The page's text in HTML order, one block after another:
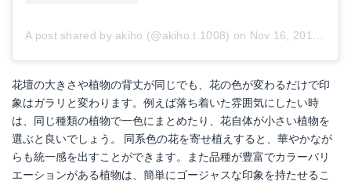
A post shared by akiho (@akiho.t.1008) on Nov 16, 2017 at 3:12pm PST
花壇の大きさや植物の背丈が同じでも、花の色が変わるだけで印
象はガラリと変わります。例えば落ち着いた雰囲気にしたい時
は、同じ種類の植物で一色にまとめたり、花自体が小さい植物を
選ぶと良いでしょう。 同系色の花を寄せ植えすると、華やかなが
らも統一感を出すことができます。また品種が豊富でカラーバリ
エーションがある植物は、簡単にゴージャスな印象を持たせるこ